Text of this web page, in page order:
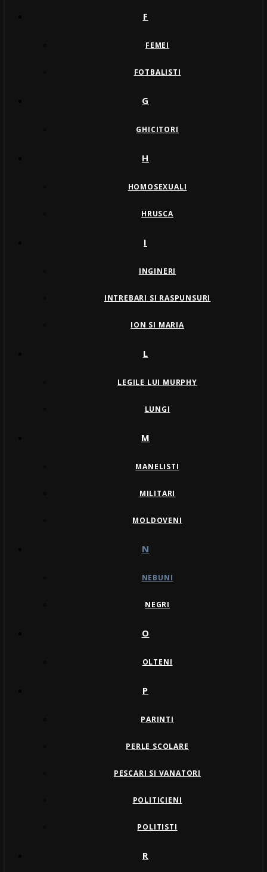
F
FEMEI
FOTBALISTI
G
GHICITORI
H
HOMOSEXUALI
HRUSCA
I
INGINERI
INTREBARI SI RASPUNSURI
ION SI MARIA
L
LEGILE LUI MURPHY
LUNGI
M
MANELISTI
MILITARI
MOLDOVENI
N
NEBUNI
NEGRI
O
OLTENI
P
PARINTI
PERLE SCOLARE
PESCARI SI VANATORI
POLITICIENI
POLITISTI
R